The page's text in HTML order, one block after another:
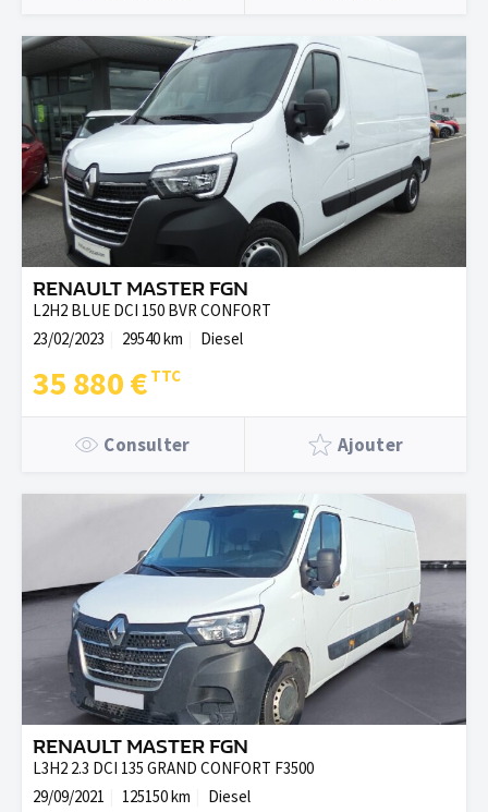
RENAULT MASTER FGN
L2H2 BLUE DCI 150 BVR CONFORT
23/02/2023
29540 km Diesel
35 880 €
Consulter Ajouter
RENAULT MASTER FGN
L3H2 2.3 DCI 135 GRAND CONFORT F3500
29/09/2021
125150 km Diesel